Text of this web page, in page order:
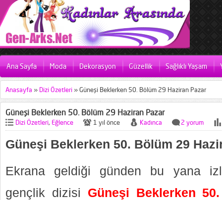
Ana Sayfa Moda Dekorasyon Güzellik Sağlıklı Yaşam
Anasayfa » Dizi Özetleri »Güneşi Beklerken 50. Bölüm 29 Haziran Pazar
Güneşi Beklerken 50. Bölüm 29 Haziran Pazar
Dizi Özetleri, Eğlence 1 yıl önce Kadınca 2 yorum
Güneşi Beklerken 50. Bölüm 29
Ekrana geldiği günden bu yana
gençlik dizisi Güneşi Beklerken